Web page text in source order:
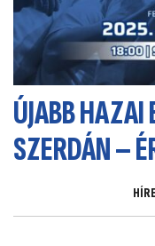
ÚJABB HAZAI
SZERDÁN –